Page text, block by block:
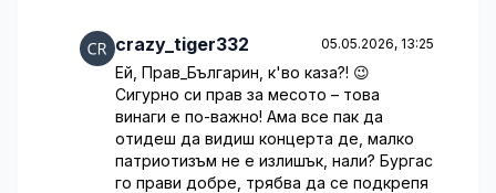
crazy_tiger332 05.05.2026, 13:25
Ей, Прав_Българин, к'во каза?! 😉
Сигурно си прав за месото – това
винаги е по-важно! Ама все пак да
отидеш да видиш концерта де, малко
патриотизъм не е излишък, нали? Бургас
го прави добре, трябва да се подкрепя